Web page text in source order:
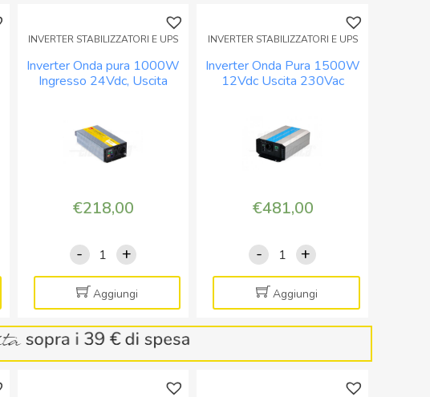
INVERTER STABILIZZATORI E UPS
Inverter Onda pura 1000W
Ingresso 24Vdc, Uscita
€218,00
-
Inverter
Onda
pura
1000W
Ingresso
24Vdc,
+
Aggiungi
INVERTER STABILIZZATORI E UPS
Inverter Onda Pura 1500W
12Vdc Uscita 230Vac
€481,00
-
Inverter
Onda
Pura
1500W
12Vdc
+
Aggiungi